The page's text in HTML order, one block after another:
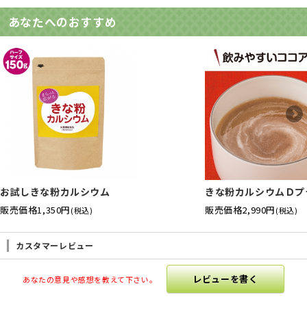
あなたへのおすすめ
お試しきな粉カルシウム
販売価格1,350円(税込)
きな粉カルシウムＤ
販売価格2,990円(税込)
カスタマーレビュー
あなたの意見や感想を教えて下さい。 レビューを書く